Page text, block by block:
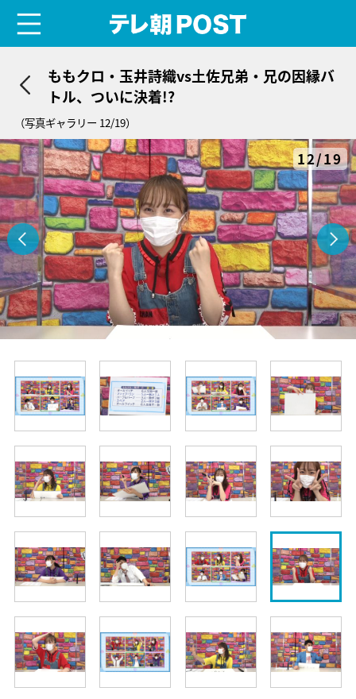
ももクロ・玉井詩織vs土佐兄弟・兄の因縁バ
トル、ついに決着!?
（写真ギャラリー 12/19）
12/19